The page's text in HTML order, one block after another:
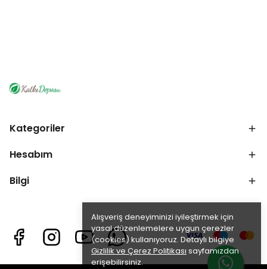
Alışveriş deneyiminizi iyileştirmek için
yasal düzenlemelere uygun çerezler
(cookies) kullanıyoruz. Detaylı bilgiye
Gizlilik ve Çerez Politikası sayfamızdan
erişebilirsiniz.
Kategoriler
Hesabım
Bilgi